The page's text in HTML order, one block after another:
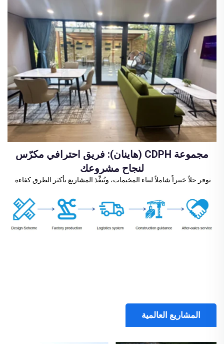
مجموعة CDPH (هاينان): فريق احترافي مكرّس
لنجاح مشروعك
توفر حلاً خبيراً شاملاً لبناء المخيمات، وتُنفِّذ المشاريع بأكثر الطرق كفاءة.
المشاريع العالمية